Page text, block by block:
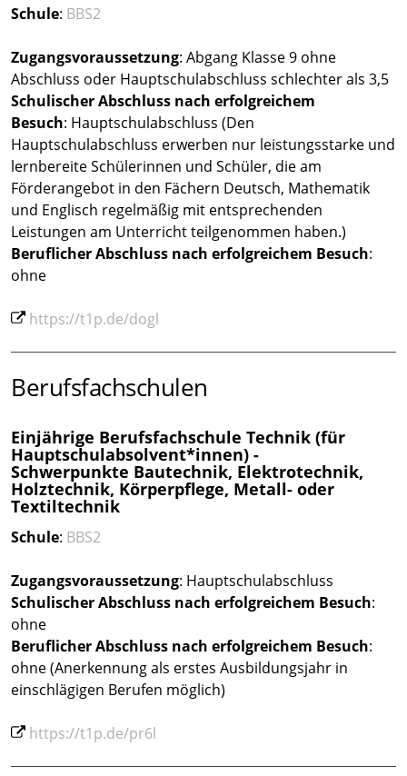
Schule: BBS2
Zugangsvoraussetzung: Abgang Klasse 9 ohne
Abschluss oder Hauptschulabschluss schlechter als 3,5
Schulischer Abschluss nach erfolgreichem
Besuch: Hauptschulabschluss (Den
Hauptschulabschluss erwerben nur leistungsstarke und
lernbereite Schülerinnen und Schüler, die am
Förderangebot in den Fächern Deutsch, Mathematik
und Englisch regelmäßig mit entsprechenden
Leistungen am Unterricht teilgenommen haben.)
Beruflicher Abschluss nach erfolgreichem Besuch:
ohne
https://t1p.de/dogl
Berufsfachschulen
Einjährige Berufsfachschule Technik (für
Hauptschulabsolvent*innen) -
Schwerpunkte Bautechnik, Elektrotechnik,
Holztechnik, Körperpflege, Metall- oder
Textiltechnik
Schule: BBS2
Zugangsvoraussetzung: Hauptschulabschluss
Schulischer Abschluss nach erfolgreichem Besuch:
ohne
Beruflicher Abschluss nach erfolgreichem Besuch:
ohne (Anerkennung als erstes Ausbildungsjahr in
einschlägigen Berufen möglich)
https://t1p.de/pr6l